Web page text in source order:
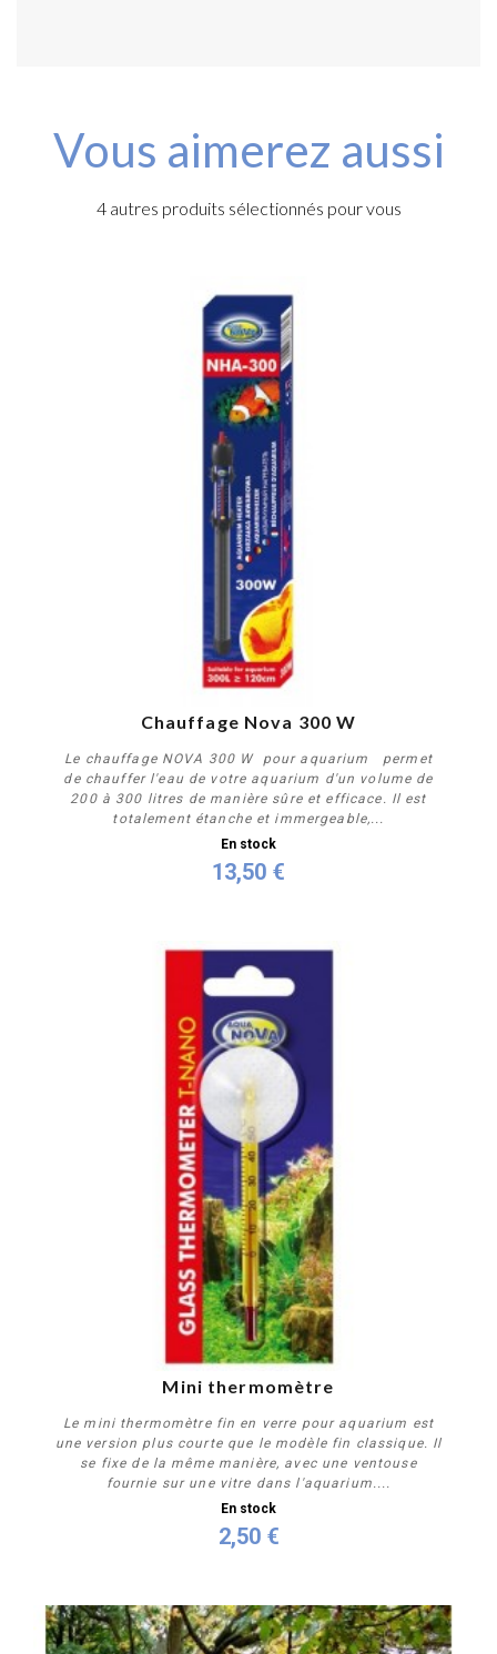
Vous aimerez aussi
4 autres produits sélectionnés pour vous
Chauffage Nova 300 W
Le chauffage NOVA 300 W pour aquarium permet
de chauffer l'eau de votre aquarium d'un volume de
200 à 300 litres de manière sûre et efficace. Il est
totalement étanche et immergeable,...
En stock
13,50 €
Mini thermomètre
Le mini thermomètre fin en verre pour aquarium est
une version plus courte que le modèle fin classique. Il
se fixe de la même manière, avec une ventouse
fournie sur une vitre dans l'aquarium....
En stock
2,50 €